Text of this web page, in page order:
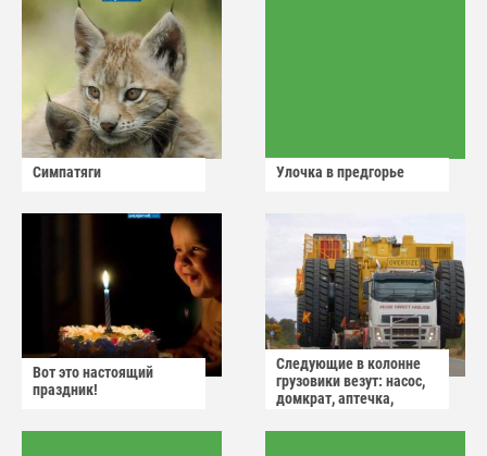
Симпатяги Улочка в предгорье
Вот это настоящий
праздник!
Следующие в колонне
грузовики везут: насос,
домкрат, аптечка,